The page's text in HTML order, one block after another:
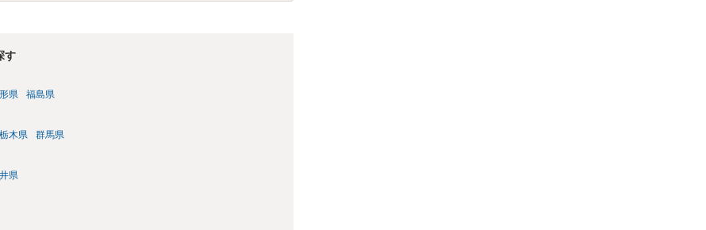
す
県 福島県
栃木県 群馬県
県